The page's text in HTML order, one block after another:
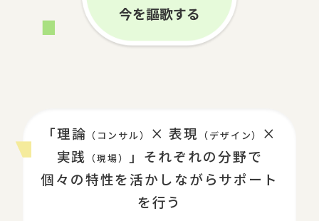
今を謳歌する
「理論 （コンサル） × 表現 （デザイン）
×
実践 （現場）
」それぞれの分野で
個々の特性を活かしながらサポート
を行う